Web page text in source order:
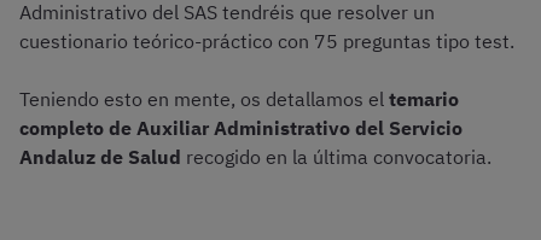
Administrativo del SAS tendréis que resolver un
cuestionario teórico-práctico con 75 preguntas tipo test.
Teniendo esto en mente, os detallamos el temario
completo de Auxiliar Administrativo del Servicio
Andaluz de Salud recogido en la última convocatoria.